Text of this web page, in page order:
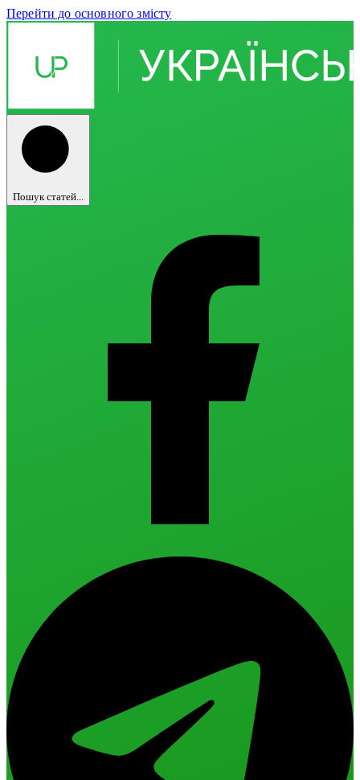
Перейти до основного змісту
Пошук статей...